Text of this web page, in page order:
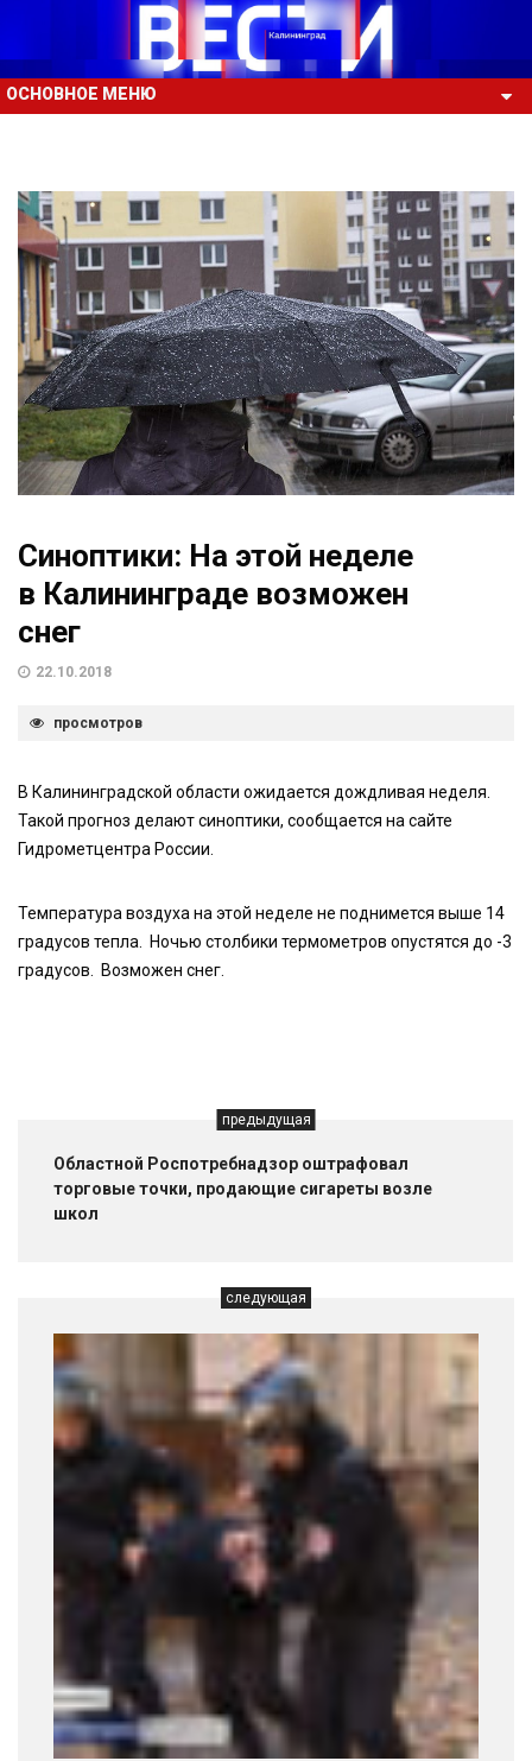
ОСНОВНОЕ МЕНЮ
Синоптики: На этой неделе
в Калининграде возможен
снег
22.10.2018
просмотров
В Калининградской области ожидается дождливая неделя.
Такой прогноз делают синоптики, сообщается на сайте
Гидрометцентра России.
Температура воздуха на этой неделе не поднимется выше 14
градусов тепла. Ночью столбики термометров опустятся до -3
градусов. Возможен снег.
предыдущая
Областной Роспотребнадзор оштрафовал
торговые точки, продающие сигареты возле
школ
следующая